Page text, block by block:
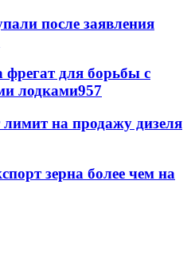
после заявления
фрегат для борьбы с
лодками957
на продажу дизеля
зерна более чем на